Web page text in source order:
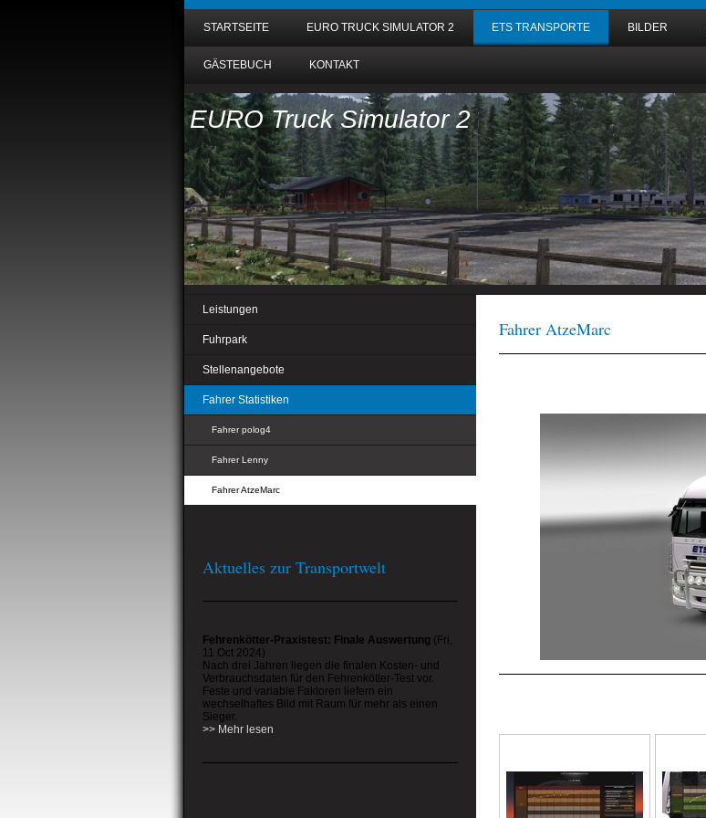
STARTSEITE EURO TRUCK SIMULATOR 2 ETS TRANSPORTE BILDER
GÄSTEBUCH KONTAKT
EURO Truck Simulator 2
Leistungen
Fuhrpark
Stellenangebote
Fahrer Statistiken
Fahrer polog4
Fahrer Lenny
Fahrer AtzeMarc
Aktuelles zur Transportwelt
Fehrenkötter-Praxistest: Finale Auswertung (Fri,
11 Oct 2024)
Nach drei Jahren liegen die finalen Kosten- und
Verbrauchsdaten für den Fehrenkötter-Test vor.
Feste und variable Faktoren liefern ein
wechselhaftes Bild mit Raum für mehr als einen
Sieger.
>> Mehr lesen
Fahrer AtzeMarc